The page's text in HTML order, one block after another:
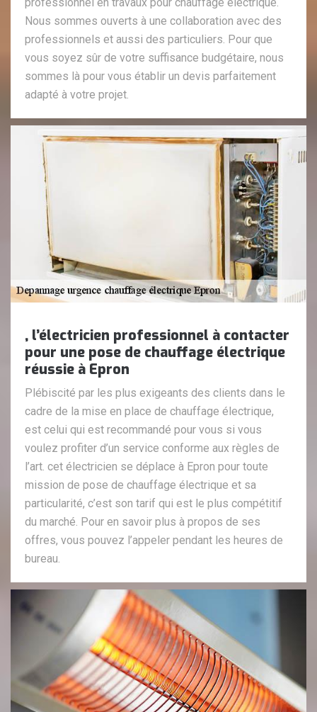
Nous sommes ouverts à une collaboration avec des
professionnels et aussi des particuliers. Pour que
vous soyez sûr de votre suffisance budgétaire, nous
sommes là pour vous établir un devis parfaitement
adapté à votre projet.
, l’électricien professionnel à contacter
pour une pose de chauffage électrique
réussie à Epron
Plébiscité par les plus exigeants des clients dans le
cadre de la mise en place de chauffage électrique,
est celui qui est recommandé pour vous si vous
voulez profiter d’un service conforme aux règles de
l’art. cet électricien se déplace à Epron pour toute
mission de pose de chauffage électrique et sa
particularité, c’est son tarif qui est le plus compétitif
du marché. Pour en savoir plus à propos de ses
offres, vous pouvez l’appeler pendant les heures de
bureau.